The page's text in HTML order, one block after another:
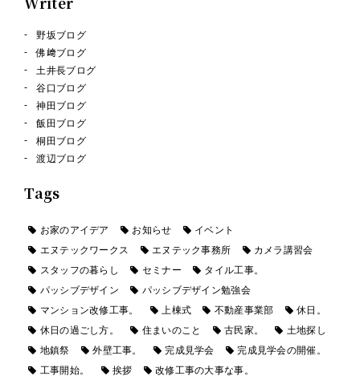
野坂ブログ
佛﨑ブログ
土井長ブログ
谷口ブログ
神田ブログ
飯田ブログ
桐田ブログ
渡辺ブログ
Tags
お家のアイデア お知らせ
イベント
エヌテックワークス
エヌテック事務所
カメラ講習会
スタッフの暮らし
セミナー
タイル工事。
パッシブデザイン
パッシブデザイン勉強会
マンション改修工事。
上棟式 不動産事業部
休日。
休日の過ごし方。
住まいのこと 古民家。
土地探し
地鎮祭
外壁工事。 完成見学会
完成見学会の開催。
工事開始。
挨拶
改修工事の大事な事。